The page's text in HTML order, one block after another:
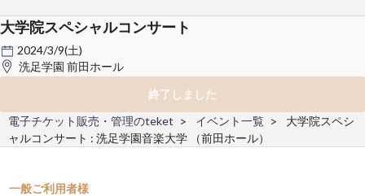
大学院スペシャルコンサート
2024/3/9(土)
洗足学園 前田ホール
終了しました
電子チケット販売・管理のteket
イベント一覧
大学院スペシ
ャルコンサート : 洗足学園音楽大学 （前田ホール）
一般ご利用者様